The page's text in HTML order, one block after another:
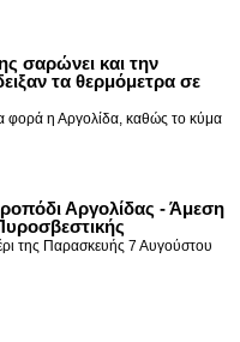
σαρώνει και την
τα θερμόμετρα σε
φορά η Αργολίδα, καθώς το κύμα
Αργολίδας - Άμεση
της Παρασκευής 7 Αυγούστου